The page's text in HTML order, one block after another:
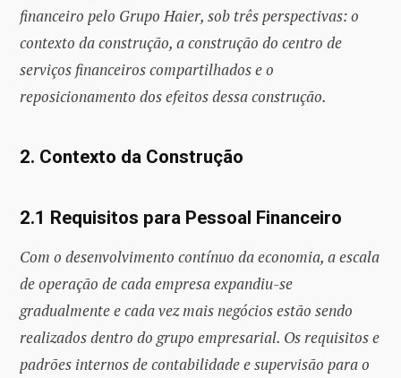
financeiro pelo Grupo Haier, sob três perspectivas: o
contexto da construção, a construção do centro de
serviços financeiros compartilhados e o
reposicionamento dos efeitos dessa construção.
2. Contexto da Construção
2.1 Requisitos para Pessoal Financeiro
Com o desenvolvimento contínuo da economia, a escala
de operação de cada empresa expandiu-se
gradualmente e cada vez mais negócios estão sendo
realizados dentro do grupo empresarial. Os requisitos e
padrões internos de contabilidade e supervisão para o